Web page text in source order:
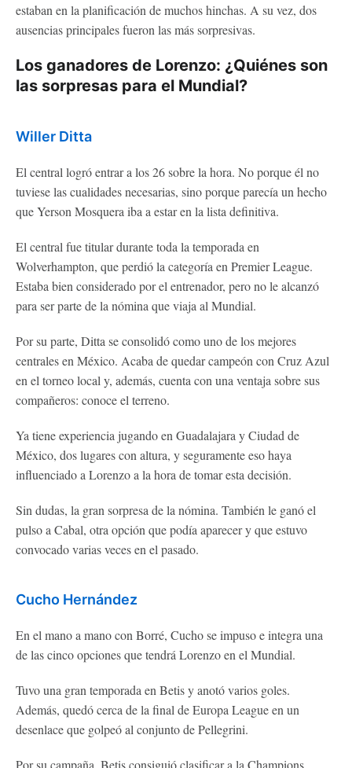
estaban en la planificación de muchos hinchas. A su vez, dos
ausencias principales fueron las más sorpresivas.
Los ganadores de Lorenzo: ¿Quiénes son
las sorpresas para el Mundial?
Willer Ditta
El central logró entrar a los 26 sobre la hora. No porque él no
tuviese las cualidades necesarias, sino porque parecía un hecho
que Yerson Mosquera iba a estar en la lista definitiva.
El central fue titular durante toda la temporada en
Wolverhampton, que perdió la categoría en Premier League.
Estaba bien considerado por el entrenador, pero no le alcanzó
para ser parte de la nómina que viaja al Mundial.
Por su parte, Ditta se consolidó como uno de los mejores
centrales en México. Acaba de quedar campeón con Cruz Azul
en el torneo local y, además, cuenta con una ventaja sobre sus
compañeros: conoce el terreno.
Ya tiene experiencia jugando en Guadalajara y Ciudad de
México, dos lugares con altura, y seguramente eso haya
influenciado a Lorenzo a la hora de tomar esta decisión.
Sin dudas, la gran sorpresa de la nómina. También le ganó el
pulso a Cabal, otra opción que podía aparecer y que estuvo
convocado varias veces en el pasado.
Cucho Hernández
En el mano a mano con Borré, Cucho se impuso e integra una
de las cinco opciones que tendrá Lorenzo en el Mundial.
Tuvo una gran temporada en Betis y anotó varios goles.
Además, quedó cerca de la final de Europa League en un
desenlace que golpeó al conjunto de Pellegrini.
Por su campaña, Betis consiguió clasificar a la Champions